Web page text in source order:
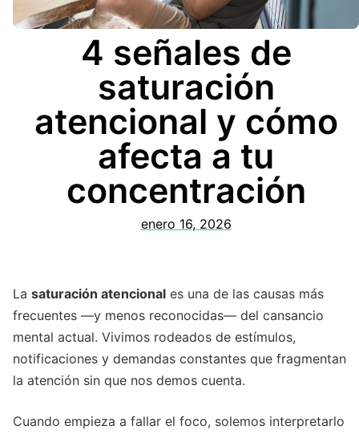
4 señales de
saturación
atencional y cómo
afecta a tu
concentración
enero 16, 2026
La saturación atencional es una de las causas más
frecuentes —y menos reconocidas— del cansancio
mental actual. Vivimos rodeados de estímulos,
notificaciones y demandas constantes que fragmentan
la atención sin que nos demos cuenta.
Cuando empieza a fallar el foco, solemos interpretarlo